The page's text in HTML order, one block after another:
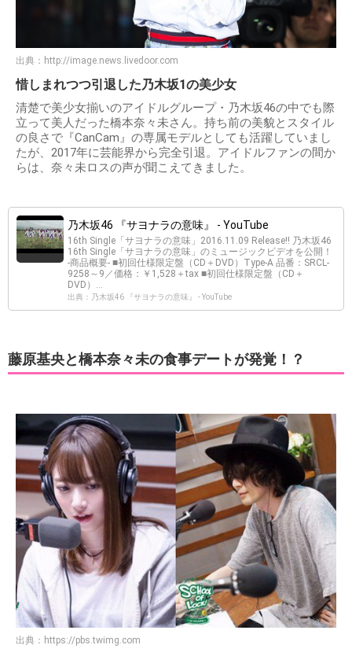
出典： http://image.news.livedoor.com
惜しまれつつ引退した乃木坂1の美少女
清楚で美少女揃いのアイドルグループ・乃木坂46の中でも際
立って美人だった橋本奈々未さん。持ち前の美貌とスタイル
の良さで『CanCam』の専属モデルとしても活躍していまし
たが、2017年に芸能界から完全引退。アイドルファンの間か
らは、奈々未ロスの声が聞こえてきました。
乃木坂46 『サヨナラの意味』 - YouTube
16th Single「サヨナラの意味」2016.11.09 Release!! 乃木坂46
16th Single「サヨナラの意味」のミュージックビデオを公開！
-商品概要- ■初回仕様限定盤（CD＋DVD）Type-A 品番：SRCL-
9258～9／価格：￥1,528＋tax ■初回仕様限定盤（CD＋
DVD）...
出典：乃木坂46 『サヨナラの意味』 - YouTube
藤原基央と橋本奈々未の食事デートが発覚！？
出典： https://pbs.twimg.com